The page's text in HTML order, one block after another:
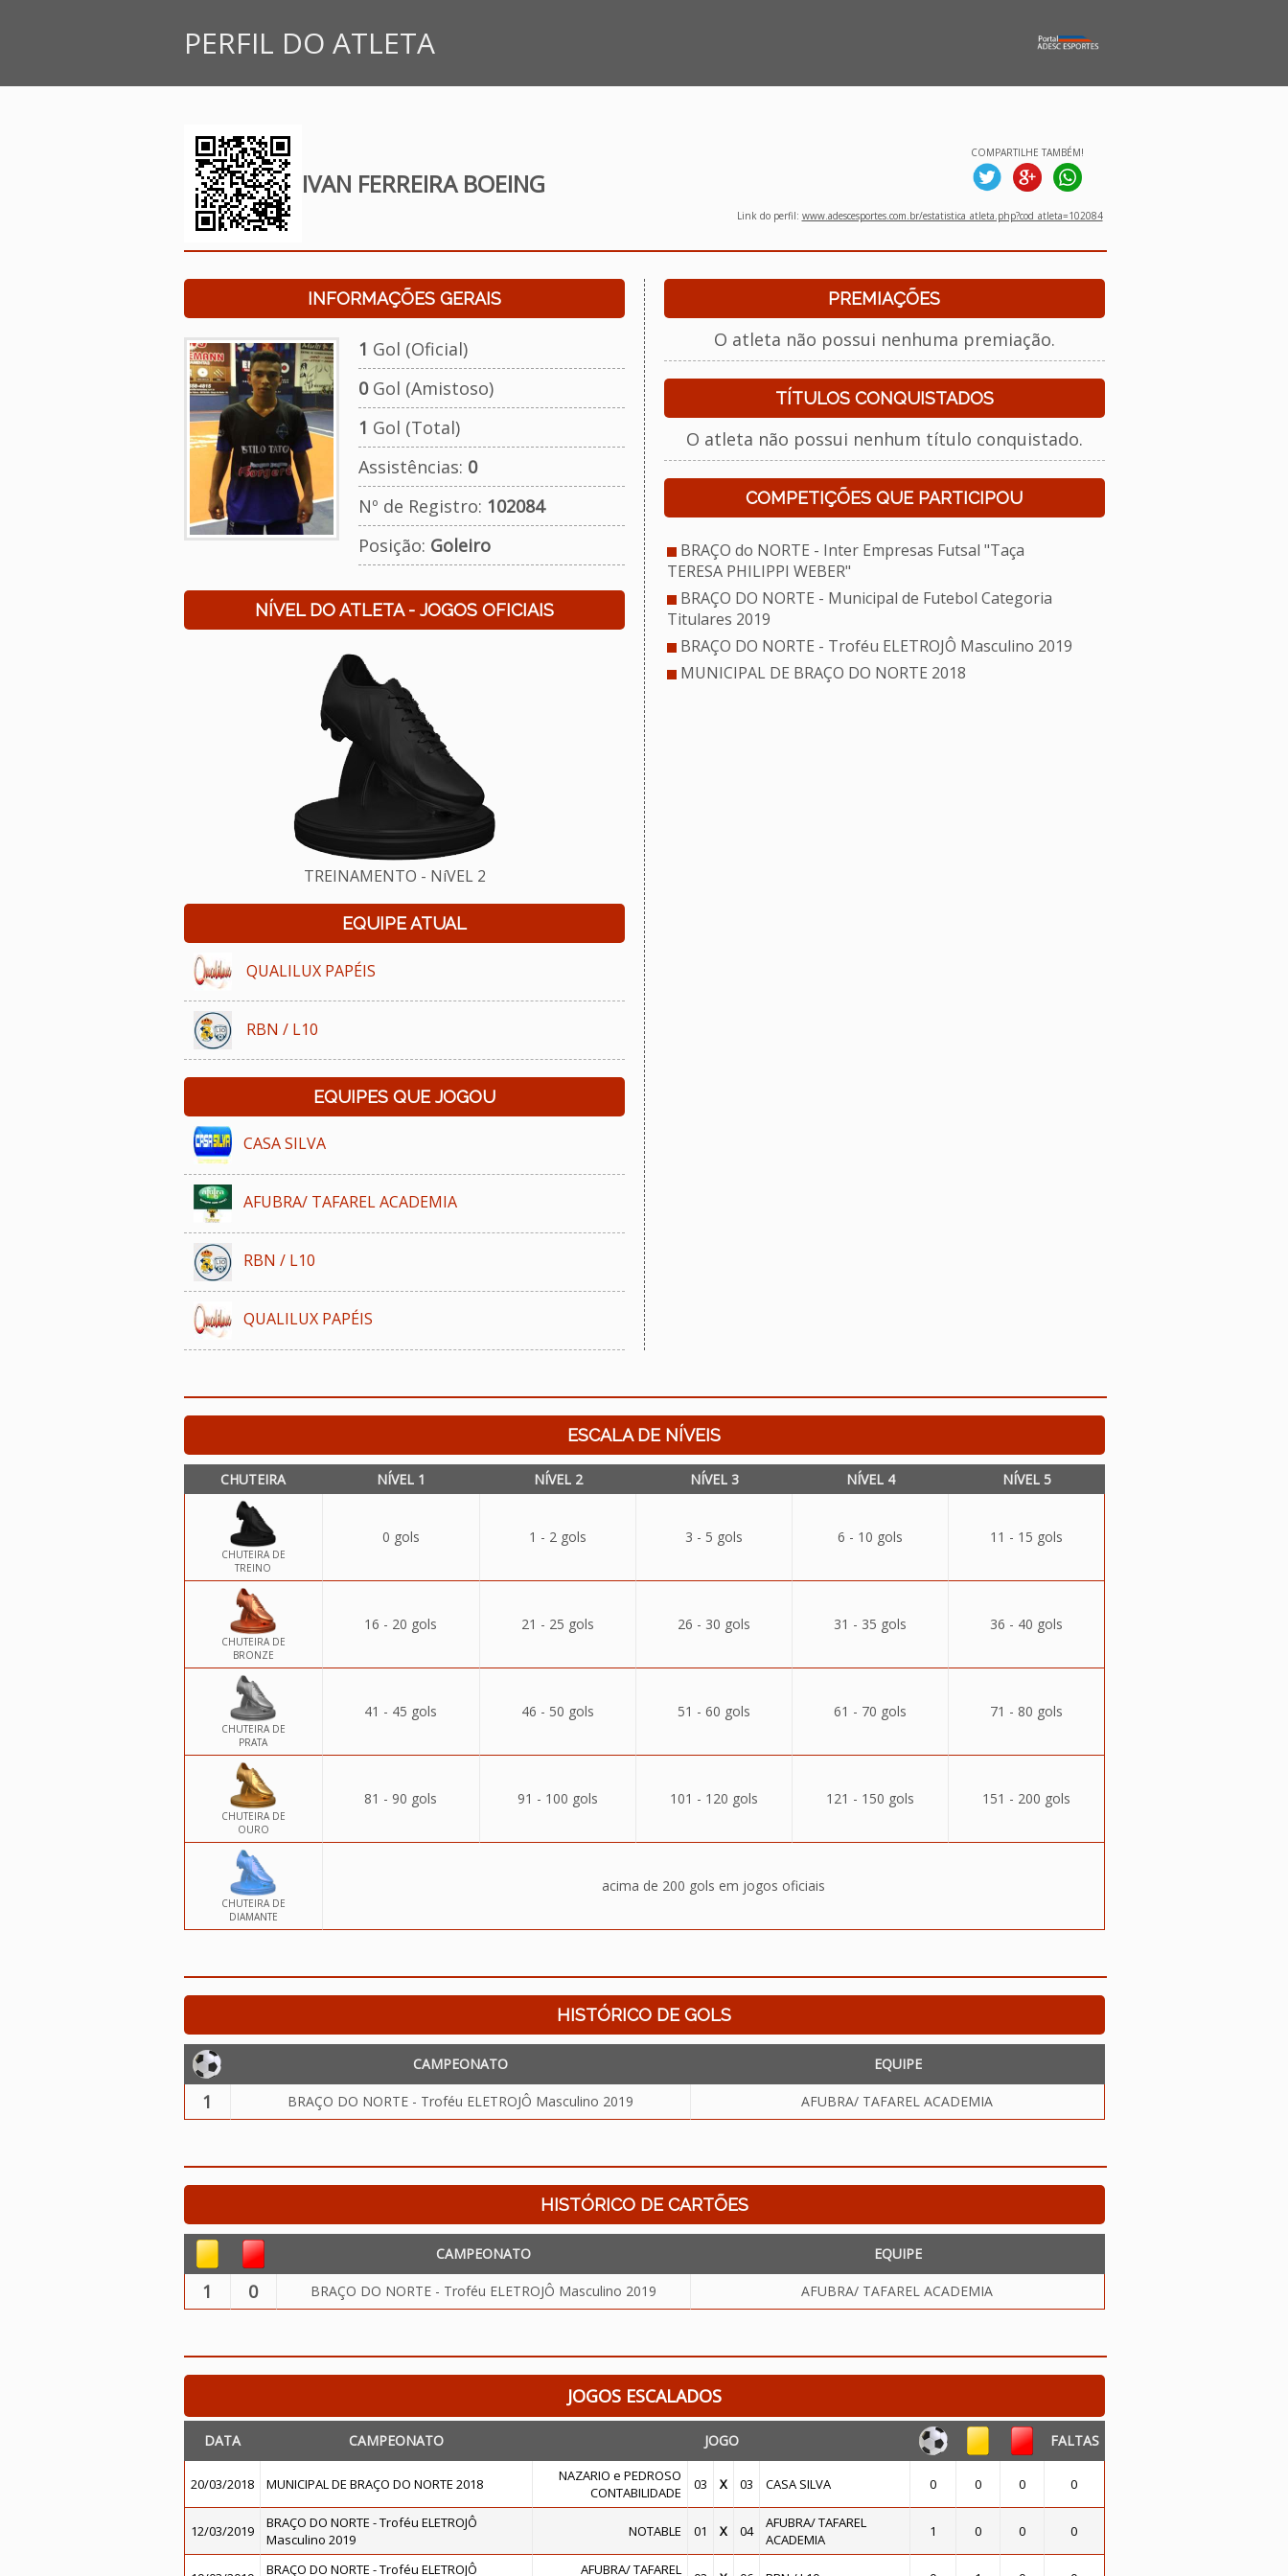
PERFIL DO ATLETA
IVAN FERREIRA BOEING
COMPARTILHE TAMBÉM!
Link do perfil: www.adescesportes.com.br/estatistica_atleta.php?cod_atleta=102084
INFORMAÇÕES GERAIS
1 Gol (Oficial)
0Gol (Amistoso)
1 Gol (Total)
Assistências: 0
Nº de Registro: 102084
Posição: Goleiro
NÍVEL DO ATLETA - JOGOS OFICIAIS
TREINAMENTO - NíVEL 2
EQUIPE ATUAL
QUALILUX PAPÉIS
RBN / L10
EQUIPES QUE JOGOU
CASA SILVA
AFUBRA/ TAFAREL ACADEMIA
RBN / L10
QUALILUX PAPÉIS
PREMIAÇÕES
O atleta não possui nenhuma premiação.
TÍTULOS CONQUISTADOS
O atleta não possui nenhum título conquistado.
COMPETIÇÕES QUE PARTICIPOU
BRAÇO do NORTE - Inter Empresas Futsal "Taça
TERESA PHILIPPI WEBER"
BRAÇO DO NORTE - Municipal de Futebol Categoria
Titulares 2019
BRAÇO DO NORTE - Troféu ELETROJÔ Masculino 2019
MUNICIPAL DE BRAÇO DO NORTE 2018
ESCALA DE NÍVEIS
CHUTEIRA NÍVEL 1 NÍVEL 2 NÍVEL 3 NÍVEL 4 NÍVEL 5
CHUTEIRA DE
TREINO
0 gols 1 - 2 gols 3 - 5 gols 6 - 10 gols 11 - 15 gols
CHUTEIRA DE
BRONZE
16 - 20 gols 21 - 25 gols 26 - 30 gols 31 - 35 gols 36 - 40 gols
CHUTEIRA DE
PRATA
41 - 45 gols 46 - 50 gols 51 - 60 gols 61 - 70 gols 71 - 80 gols
CHUTEIRA DE
OURO
81 - 90 gols 91 - 100 gols 101 - 120 gols 121 - 150 gols 151 - 200 gols
CHUTEIRA DE
DIAMANTE
acima de 200 gols em jogos oficiais
HISTÓRICO DE GOLS
CAMPEONATO EQUIPE
1 BRAÇO DO NORTE - Troféu ELETROJÔ Masculino 2019 AFUBRA/ TAFAREL ACADEMIA
HISTÓRICO DE CARTÕES
CAMPEONATO EQUIPE
1 0 BRAÇO DO NORTE - Troféu ELETROJÔ Masculino 2019 AFUBRA/ TAFAREL ACADEMIA
JOGOS ESCALADOS
DATA CAMPEONATO JOGO FALTAS
20/03/2018 MUNICIPAL DE BRAÇO DO NORTE 2018
NAZARIO e PEDROSO
CONTABILIDADE
03 X 03 CASA SILVA 0 0 0 0
12/03/2019
BRAÇO DO NORTE - Troféu ELETROJÔ
Masculino 2019
NOTABLE 01 X 04
AFUBRA/ TAFAREL
ACADEMIA
1 0 0 0
BRAÇO DO NORTE - Troféu ELETROJÔ AFUBRA/ TAFAREL